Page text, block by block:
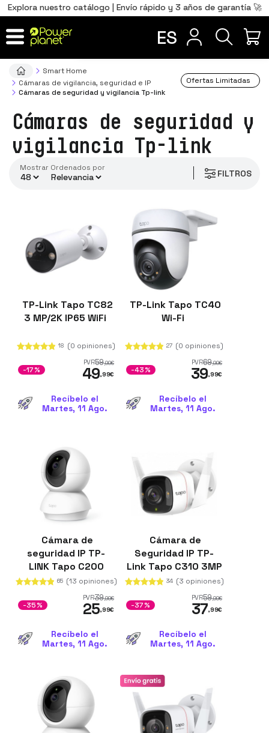
Explora nuestro catálogo | Envío rápido y 3 años de garantía 🚀
ES
Smart Home
Cámaras de vigilancia, seguridad e IP
Cámaras de seguridad y vigilancia Tp-link
Ofertas Limitadas
Cámaras de seguridad y
vigilancia Tp-link
FILTROS
Mostrar ordenados por
zoom
TP-Link Tapo TC82
3 MP/2K IP65 WiFi
18 (0 opiniones)
PVR59,99€
49,99€
-17%
Recíbelo el
Martes, 11 Ago.
TP-Link Tapo TC40
Wi-Fi
27 (0 opiniones)
PVR69,99€
39,99€
-43%
Recíbelo el
Martes, 11 Ago.
Cámara de
seguridad IP TP-
LINK Tapo C200
360º WiFi
65 (13 opiniones)
PVR39,99€
25,99€
-35%
Recíbelo el
Martes, 11 Ago.
Cámara de
Seguridad IP TP-
Link Tapo C310 3MP
Visión Nocturna
34 (3 opiniones)
PVR59,99€
37,99€
-37%
Recíbelo el
Martes, 11 Ago.
Total 0,00€
IR AL CARRITO
Português
PT
FR